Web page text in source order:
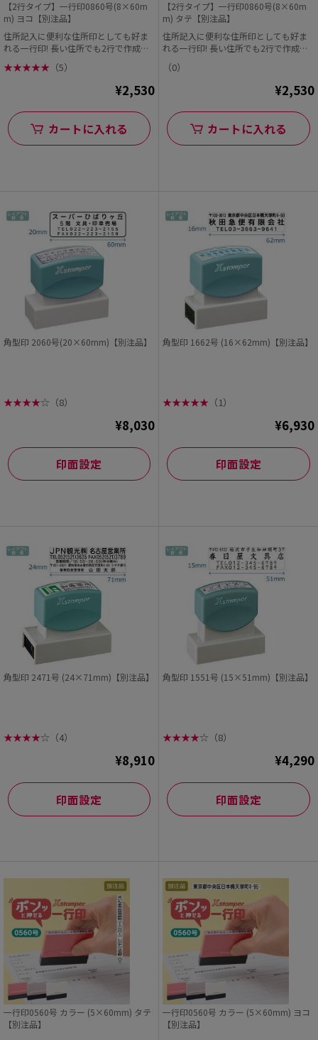
【2行タイプ】一行印0860号(8×60m
m) ヨコ【別注品】
住所記入に便利な住所印としても好ま
れる一行印! 長い住所でも2行で作成で
きるようになりま...
★★★★★ （5）
¥2,530
カートに入れる
【2行タイプ】一行印0860号(8×60m
m) タテ【別注品】
住所記入に便利な住所印としても好ま
れる一行印! 長い住所でも2行で作成で
きるようになりま...
（0）
¥2,530
カートに入れる
角型印 2060号(20×60mm)【別注品】
★★★★☆ （8）
¥8,030
印面設定
角型印 1662号 (16×62mm)【別注品】
★★★★★ （1）
¥6,930
印面設定
角型印 2471号 (24×71mm)【別注品】
★★★★☆ （4）
¥8,910
印面設定
角型印 1551号 (15×51mm)【別注品】
★★★★☆ （8）
¥4,290
印面設定
一行印0560号 カラー (5×60mm) タテ
【別注品】
一行印0560号 カラー (5×60mm) ヨコ
【別注品】